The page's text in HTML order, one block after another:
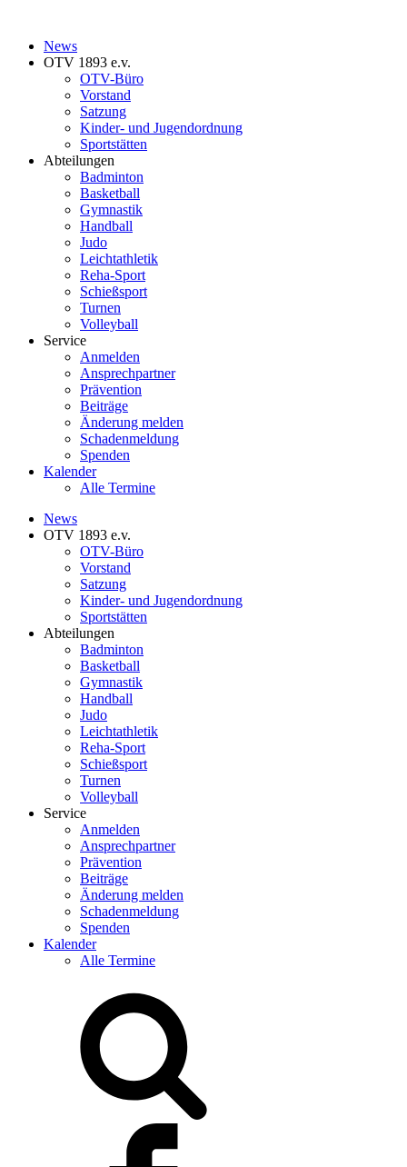
News
OTV 1893 e.v.
OTV-Büro
Vorstand
Satzung
Kinder- und Jugendordnung
Sportstätten
Abteilungen
Badminton
Basketball
Gymnastik
Handball
Judo
Leichtathletik
Reha-Sport
Schießsport
Turnen
Volleyball
Service
Anmelden
Ansprechpartner
Prävention
Beiträge
Änderung melden
Schadenmeldung
Spenden
Kalender
Alle Termine
News
OTV 1893 e.v.
OTV-Büro
Vorstand
Satzung
Kinder- und Jugendordnung
Sportstätten
Abteilungen
Badminton
Basketball
Gymnastik
Handball
Judo
Leichtathletik
Reha-Sport
Schießsport
Turnen
Volleyball
Service
Anmelden
Ansprechpartner
Prävention
Beiträge
Änderung melden
Schadenmeldung
Spenden
Kalender
Alle Termine